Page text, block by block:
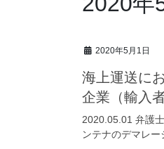
2020年5月1日
海上運送に
企業（輸入
2020.05.01 弁護
ンテナのデマレ